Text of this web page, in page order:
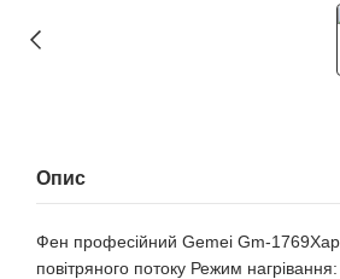
Опис
Фен професійний Gemei Gm-
повітряного потоку Режим